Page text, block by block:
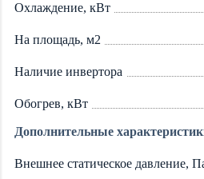
Охлаждение, кВт
На площадь, м2
Наличие инвертора
Обогрев, кВт
Дополнительные
Внешнее статическое давление,